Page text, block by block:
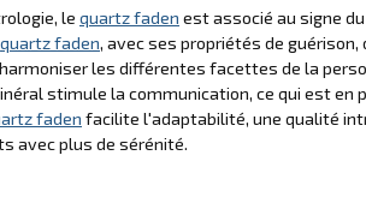
le quartz faden est associé au signe
quartz faden, avec ses propriétés de
harmoniser les différentes facettes de la
stimule la communication, ce qui est en
faden facilite l'adaptabilité, une qualité
avec plus de sérénité.